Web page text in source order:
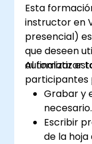
Esta
instructor en
presencial)
que deseen
automatizar
Al finalizar
participantes
Grabar y
necesario.
Escribir
de la hoja